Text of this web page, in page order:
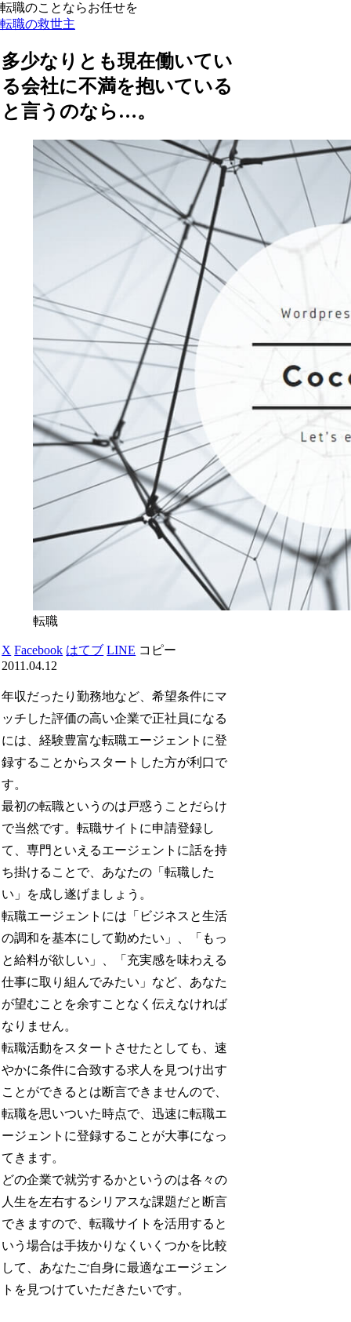
転職のことならお任せを
転職の救世主
多少なりとも現在働いてい
る会社に不満を抱いている
と言うのなら…。
転職
X Facebook はてブ LINE コピー
2011.04.12
年収だったり勤務地など、希望条件にマ
ッチした評価の高い企業で正社員になる
には、経験豊富な転職エージェントに登
録することからスタートした方が利口で
す。
最初の転職というのは戸惑うことだらけ
で当然です。転職サイトに申請登録し
て、専門といえるエージェントに話を持
ち掛けることで、あなたの「転職した
い」を成し遂げましょう。
転職エージェントには「ビジネスと生活
の調和を基本にして勤めたい」、「もっ
と給料が欲しい」、「充実感を味わえる
仕事に取り組んでみたい」など、あなた
が望むことを余すことなく伝えなければ
なりません。
転職活動をスタートさせたとしても、速
やかに条件に合致する求人を見つけ出す
ことができるとは断言できませんので、
転職を思いついた時点で、迅速に転職エ
ージェントに登録することが大事になっ
てきます。
どの企業で就労するかというのは各々の
人生を左右するシリアスな課題だと断言
できますので、転職サイトを活用すると
いう場合は手抜かりなくいくつかを比較
して、あなたご自身に最適なエージェン
トを見つけていただきたいです。